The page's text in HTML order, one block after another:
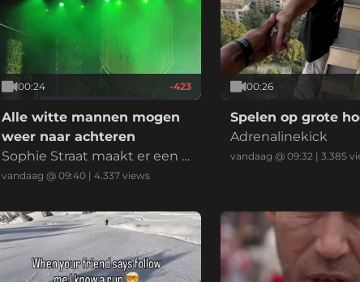
er niet mee eens dat ik de R
AV4 ruimte geef en gaat toet
eren. Wat zouden jullie geda
an hebben? Afremmen voor
de invoeger of niet?
00:24 -423
Alle witte mannen mogen
weer naar achteren
Sophie Straat maakt er een v
erdienmodel van
vandaag @ 09:40| 4.337views
00:26
Spelen op grote
Adrenalinekick
vandaag @ 09:32 |3.385